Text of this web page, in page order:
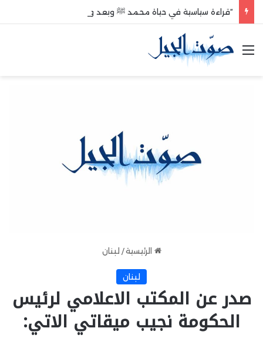
“قراءة سياسية في حياة محمد ﷺ وبعد وفاته”
القائمة
الرئيسية / لبنان
لبنان
صدر عن المكتب الاعلامي لرئيس
الحكومة نجيب ميقاتي الاتي: